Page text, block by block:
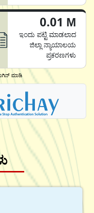
0.01 M
ಇಂದು ಪಟ್ಟಿ ಮಾಡಲಾದ
ಜಿಲ್ಲಾ ನ್ಯಾಯಾಲಯ
ಪ್ರಕರಣಗಳು
ಮಾಡಿ